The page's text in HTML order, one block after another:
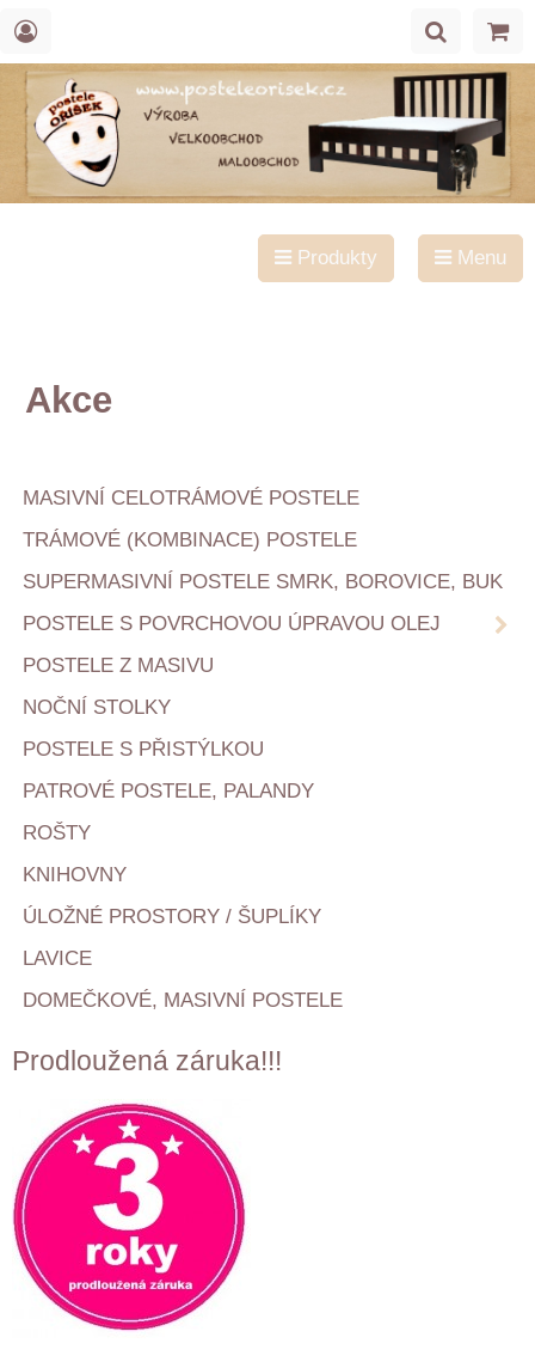
Produkty Menu
Akce
MASIVNÍ CELOTRÁMOVÉ POSTELE
TRÁMOVÉ (KOMBINACE) POSTELE
SUPERMASIVNÍ POSTELE SMRK, BOROVICE, BUK
POSTELE S POVRCHOVOU ÚPRAVOU OLEJ
POSTELE Z MASIVU
NOČNÍ STOLKY
POSTELE S PŘISTÝLKOU
PATROVÉ POSTELE, PALANDY
ROŠTY
KNIHOVNY
ÚLOŽNÉ PROSTORY / ŠUPLÍKY
LAVICE
DOMEČKOVÉ, MASIVNÍ POSTELE
Prodloužená záruka!!!